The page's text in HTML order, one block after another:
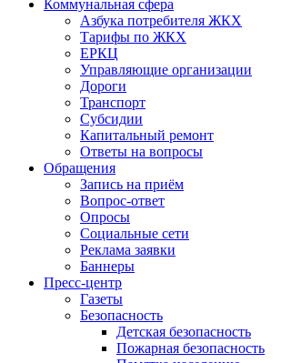
Коммунальная сфера
Азбука потребителя ЖКХ
Тарифы по ЖКХ
ЕРКЦ
Управляющие организации
Дороги
Транспорт
Субсидии
Капитальный ремонт
Ответы на вопросы
Обращения
Запись на приём
Вопрос-ответ
Опросы
Социальные сети
Реклама заявки
Баннеры
Пресс-центр
Газеты
Безопасность
Детская безопасность
Пожарная безопасность